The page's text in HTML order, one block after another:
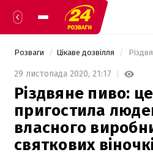
Розваги Цікаве дозвілля
29 листопада 2020, 21:17
Різдвяне пиво:
пригостила
власного
святкових